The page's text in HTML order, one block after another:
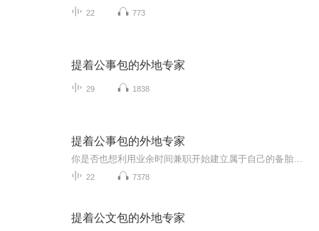
22 773
提着公事包的外地专家
29 1838
提着公事包的外地专家
22 7378
提着公文包的外地专家